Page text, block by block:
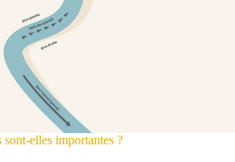
elles importantes ?